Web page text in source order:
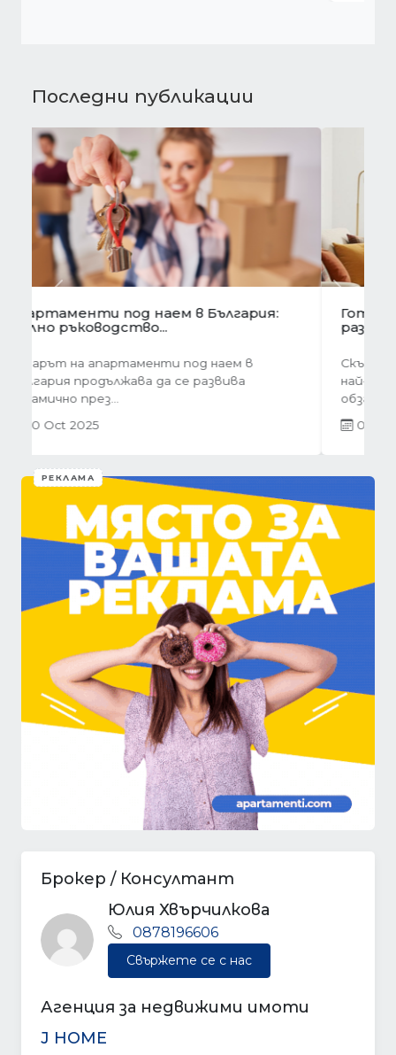
Последни публикации
Готови завеси за хол на една ръка
разстояние
Скъпи дами, нека си признаем, че понякога
най-голямото предизвикателство в
обзавеждането...
01 Oct 2025
РЕКЛАМА
Брокер / Консултант
Юлия Хвърчилкова
0878196606
Свържете се с нас
Агенция за недвижими имоти
J HOME